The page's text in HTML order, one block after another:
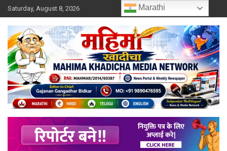
Skip
to
content
Saturday, August 8, 2026
Mahimakhadicha
Marathi